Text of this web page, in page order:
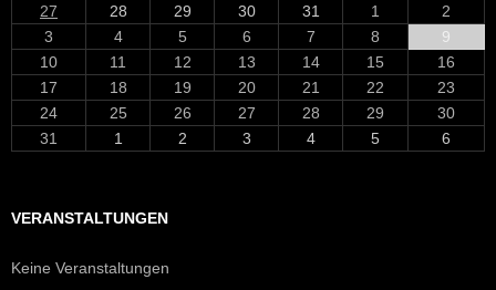
27
28 29 30 31 1
2
3
4 5 6 7 8
9
10
11 12 13 14 15
16
17
18 19 20 21 22
23
24
25 26 27 28 29
30
31
1 2 3 4 5 6
VERANSTALTUNGEN
Keine Veranstaltungen